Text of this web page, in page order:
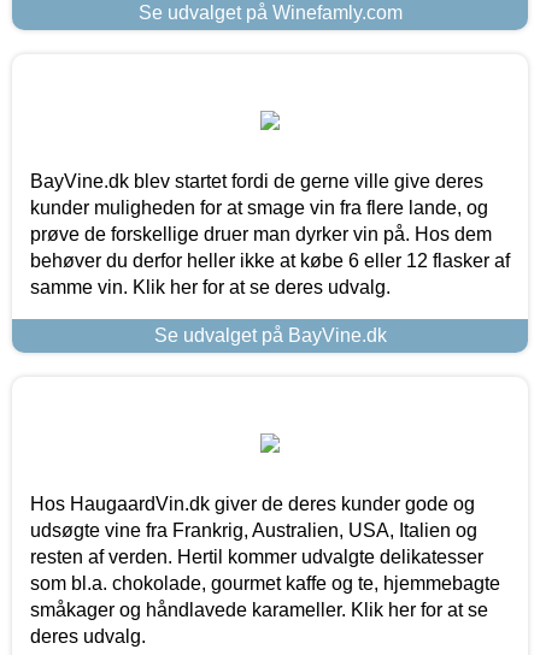
Se udvalget på Winefamly.com
BayVine.dk blev startet fordi de gerne ville give deres
kunder muligheden for at smage vin fra flere lande, og
prøve de forskellige druer man dyrker vin på. Hos dem
behøver du derfor heller ikke at købe 6 eller 12 flasker af
samme vin. Klik her for at se deres udvalg.
Se udvalget på BayVine.dk
Hos HaugaardVin.dk giver de deres kunder gode og
udsøgte vine fra Frankrig, Australien, USA, Italien og
resten af verden. Hertil kommer udvalgte delikatesser
som bl.a. chokolade, gourmet kaffe og te, hjemmebagte
småkager og håndlavede karameller. Klik her for at se
deres udvalg.